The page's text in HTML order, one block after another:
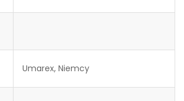
Umarex, Niemcy